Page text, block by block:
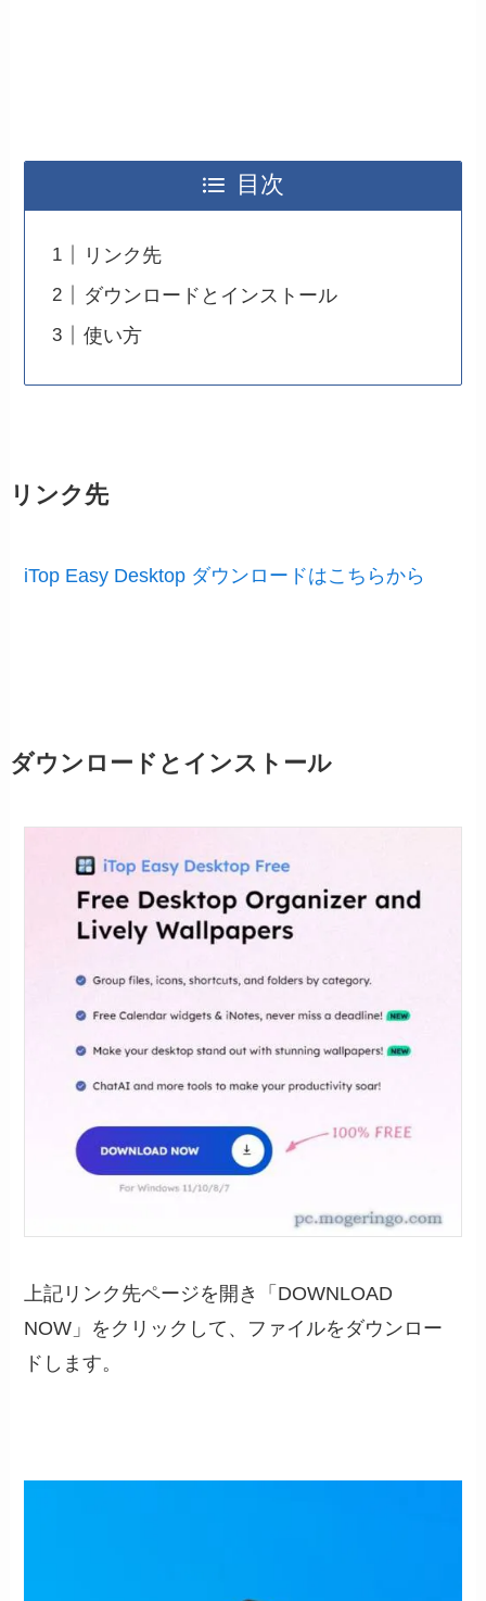
目次
リンク先
ダウンロードとインストール
使い方
リンク先
iTop Easy Desktop ダウンロードはこちらから
ダウンロードとインストール
上記リンク先ページを開き「DOWNLOAD
NOW」をクリックして、ファイルをダウンロー
ドします。